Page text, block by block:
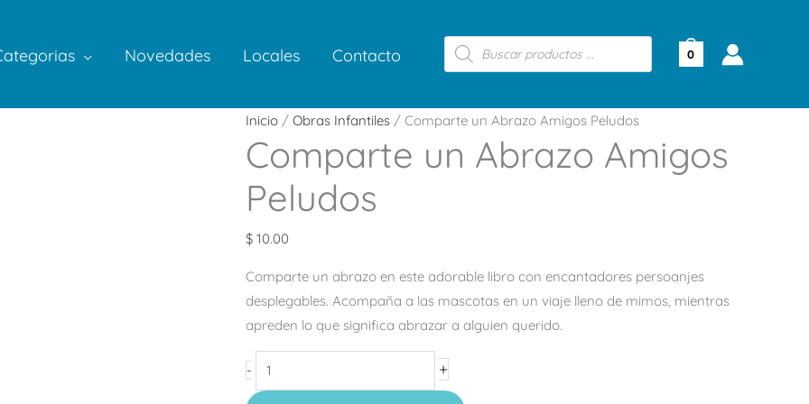
Novedades Locales Contacto
Búsqueda
de
productos
0
Inicio / Obras Infantiles / Comparte un Abrazo Amigos Peludos
Comparte un Abrazo Amigos
Peludos
$ 10.00
Comparte un abrazo en este adorable libro con encantadores persoanjes
desplegables. Acompaña a las mascotas en un viaje lleno de mimos, mientras
apreden lo que significa abrazar a alguien querido.
-
Comparte
un
Abrazo
Amigos
Peludos
cantidad
+